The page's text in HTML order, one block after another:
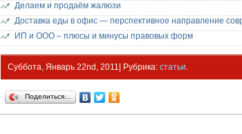
Делаем и продаём жалюзи
Доставка еды в офис — перспективное направление
ИП и ООО – плюсы и минусы правовых форм
Суббота, Январь 22nd, 2011| Рубрика: статьи.
Поделиться…